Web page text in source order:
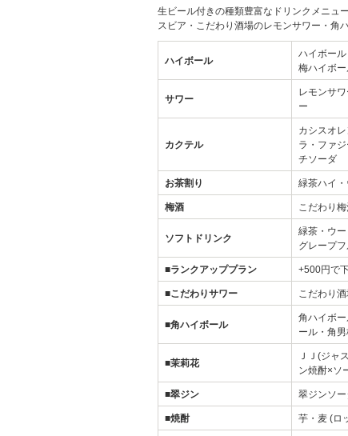
生ビール付きの種類豊富なドリンクメニュ
スビア・こだわり酒場のレモンサワー・角
ハイボール
ハイボー
梅ハイボ
サワー
レモンサ
ー
カクテル
カシスオ
ラ・ファ
チソーダ
お茶割り 緑茶ハイ
梅酒 こだわり
ソフトドリンク
緑茶・ウ
グレープ
■ランクアッププラン +500円で
■こだわりサワー こだわり
■角ハイボール
角ハイボ
ール・角
■茉莉花
ＪＪ(ジャ
ン焼酎×ソ
■翠ジン 翠ジンソ
■焼酎 芋・麦 (ロ